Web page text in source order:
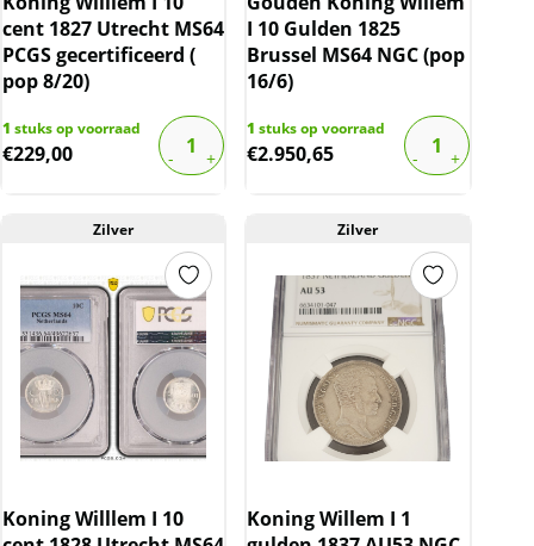
cent 1827 Utrecht MS64
PCGS gecertificeerd (
pop 8/20)
1 stuks op voorraad
€229,00
I 10 Gulden 1825
Brussel MS64 NGC (pop
16/6)
1 stuks op voorraad
€2.950,65
Zilver
Koning Willlem I 10
Zilver
Koning Willem I 1